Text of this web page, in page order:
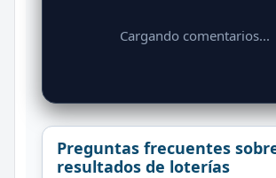
Cargando comentarios...
Preguntas frecuentes
resultados de loterías